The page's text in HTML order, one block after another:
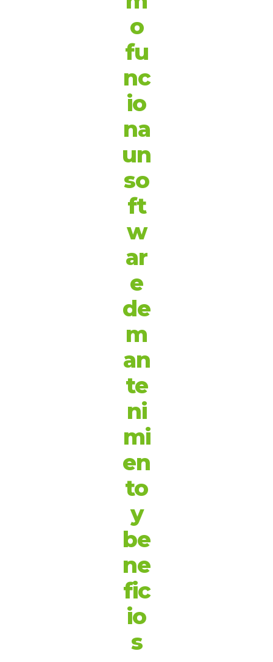
o
fu
nc
io
na
un
so
ft
w
ar
e
de
m
an
te
ni
mi
en
to
y
be
ne
fic
io
s